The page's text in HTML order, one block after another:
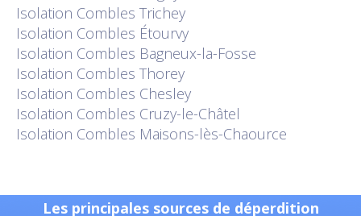
Isolation Combles Trichey
Isolation Combles Étourvy
Isolation Combles Bagneux-la-Fosse
Isolation Combles Thorey
Isolation Combles Chesley
Isolation Combles Cruzy-le-Châtel
Isolation Combles Maisons-lès-Chaource
Les principales sources de déperdition